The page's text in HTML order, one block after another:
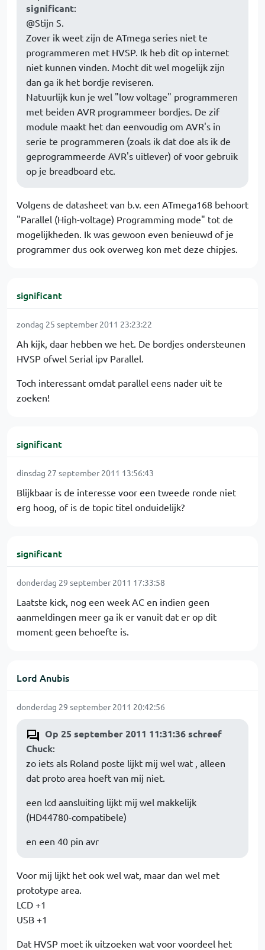
significant:
@Stijn S.
Zover ik weet zijn de ATmega series niet te
programmeren met HVSP. Ik heb dit op internet
niet kunnen vinden. Mocht dit wel mogelijk zijn
dan ga ik het bordje reviseren.
Natuurlijk kun je wel "low voltage" programmeren
met beiden AVR programmeer bordjes. De zif
module maakt het dan eenvoudig om AVR's in
serie te programmeren (zoals ik dat doe als ik de
geprogrammeerde AVR's uitlever) of voor gebruik
op je breadboard etc.
Volgens de datasheet van b.v. een ATmega168 behoort
"Parallel (High-voltage) Programming mode" tot de
mogelijkheden. Ik was gewoon even benieuwd of je
programmer dus ook overweg kon met deze chipjes.
significant
zondag 25 september 2011 23:23:22
Ah kijk, daar hebben we het. De bordjes ondersteunen
HVSP ofwel Serial ipv Parallel.
Toch interessant omdat parallel eens nader uit te
zoeken!
significant
dinsdag 27 september 2011 13:56:43
Blijkbaar is de interesse voor een tweede ronde niet
erg hoog, of is de topic titel onduidelijk?
significant
donderdag 29 september 2011 17:33:58
Laatste kick, nog een week AC en indien geen
aanmeldingen meer ga ik er vanuit dat er op dit
moment geen behoefte is.
Lord Anubis
donderdag 29 september 2011 20:42:56
Op 25 september 2011 11:31:36 schreef
Chuck:
zo iets als Roland poste lijkt mij wel wat , alleen
dat proto area hoeft van mij niet.
een lcd aansluiting lijkt mij wel makkelijk
(HD44780-compatibele)
en een 40 pin avr
Voor mij lijkt het ook wel wat, maar dan wel met
prototype area.
LCD +1
USB +1
Dat HVSP moet ik uitzoeken wat voor voordeel het